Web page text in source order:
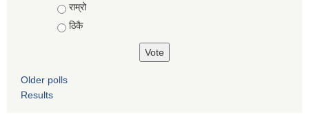
राम्रो
ठिकै
Older polls
Results